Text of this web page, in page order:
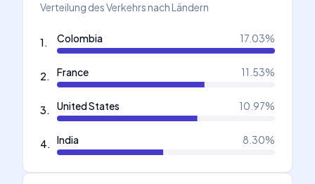
Verteilung des Verkehrs nach Ländern
1. Colombia 17.03%
2. France 11.53%
3. United States 10.97%
4. India 8.30%